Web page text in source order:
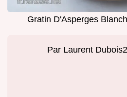
Gratin D'Asperges
Par Laurent Dubois